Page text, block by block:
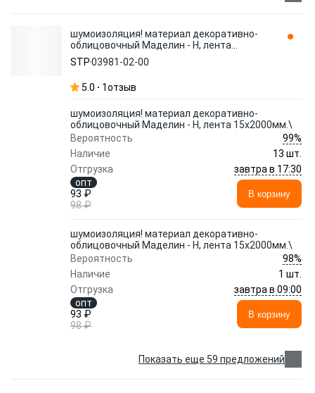
шумоизоляция! материал декоративно-
облицовочный Маделин - Н, лента
15х2000мм.\
STP03981-02-00
5.0 1отзыв
шумоизоляция! материал декоративно-
облицовочный Маделин - Н, лента 15х2000мм.\
Вероятность
99%
Наличие
13 шт.
Отгрузка
завтра в 17:30
опт
93 ₽
98 ₽
В корзину
шумоизоляция! материал декоративно-
облицовочный Маделин - Н, лента 15х2000мм.\
Вероятность
98%
Наличие
1 шт.
Отгрузка
завтра в 09:00
опт
93 ₽
98 ₽
В корзину
Показать еще 59 предложений